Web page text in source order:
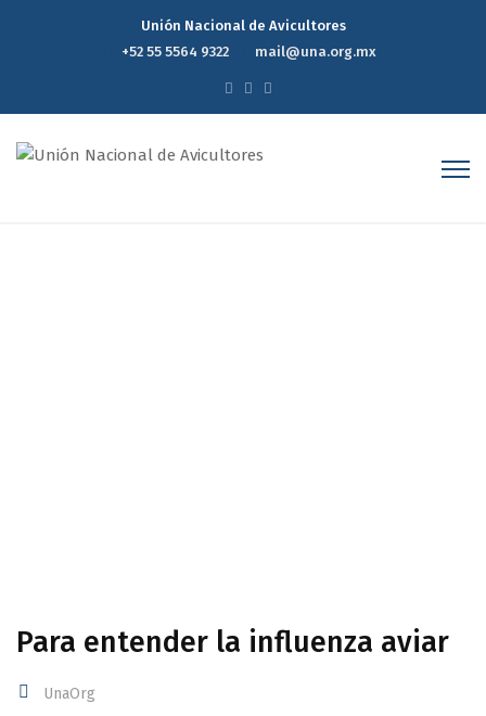
Unión Nacional de Avicultores
+52 55 5564 9322
mail@una.org.mx
Para entender la influenza aviar
UnaOrg